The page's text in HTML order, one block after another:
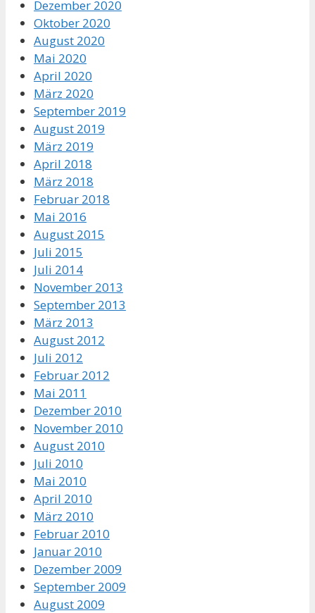
Dezember 2020
Oktober 2020
August 2020
Mai 2020
April 2020
März 2020
September 2019
August 2019
März 2019
April 2018
März 2018
Februar 2018
Mai 2016
August 2015
Juli 2015
Juli 2014
November 2013
September 2013
März 2013
August 2012
Juli 2012
Februar 2012
Mai 2011
Dezember 2010
November 2010
August 2010
Juli 2010
Mai 2010
April 2010
März 2010
Februar 2010
Januar 2010
Dezember 2009
September 2009
August 2009